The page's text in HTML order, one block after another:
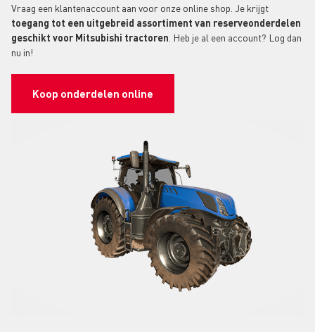
Vraag een klantenaccount aan voor onze online shop. Je krijgt
toegang tot een uitgebreid assortiment van reserveonderdelen
geschikt voor Mitsubishi tractoren . Heb je al een account? Log dan
nu in!
Koop onderdelen online